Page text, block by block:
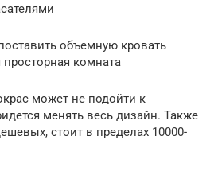
объемную кровать
комната
может не подойти к
менять весь дизайн. Также
стоит в пределах 10000-